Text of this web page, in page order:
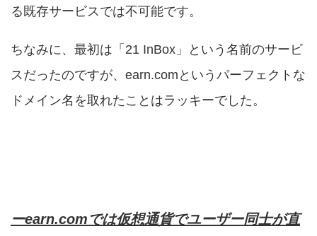
る既存サービスでは不可能です。
ちなみに、最初は「21 InBox」という名前のサービ
スだったのですが、earn.comというパーフェクトな
ドメイン名を取れたことはラッキーでした。
ーearn.comでは仮想通貨でユーザー同士が直